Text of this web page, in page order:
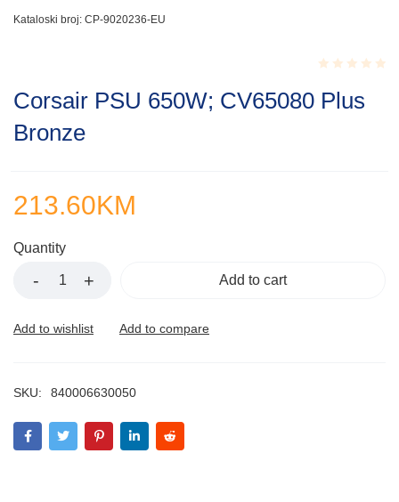
Kataloski broj: CP-9020236-EU
0.001
Corsair PSU 650W; CV65080 Plus
Bronze
213.60KM
Quantity
Add to cart
SKU: 840006630050